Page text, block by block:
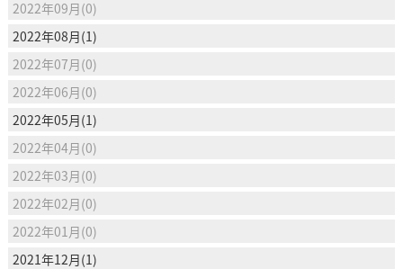
2022年09月(0)
2022年08月(1)
2022年07月(0)
2022年06月(0)
2022年05月(1)
2022年04月(0)
2022年03月(0)
2022年02月(0)
2022年01月(0)
2021年12月(1)